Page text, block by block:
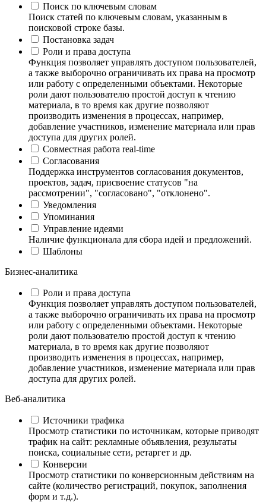
Поиск по ключевым словам
Поиск статей по ключевым словам, указанным в
поисковой строке базы.
Постановка задач
Роли и права доступа
Функция позволяет управлять доступом пользователей,
а также выборочно ограничивать их права на просмотр
или работу с определенными объектами. Некоторые
роли дают пользователю простой доступ к чтению
материала, в то время как другие позволяют
производить изменения в процессах, например,
добавление участников, изменение материала или прав
доступа для других ролей.
Совместная работа real-time
Согласования
Поддержка инструментов согласования документов,
проектов, задач, присвоение статусов "на
рассмотрении", "согласовано", "отклонено".
Уведомления
Упоминания
Управление идеями
Наличие функционала для сбора идей и предложений.
Шаблоны
Бизнес-аналитика
Роли и права доступа
Функция позволяет управлять доступом пользователей,
а также выборочно ограничивать их права на просмотр
или работу с определенными объектами. Некоторые
роли дают пользователю простой доступ к чтению
материала, в то время как другие позволяют
производить изменения в процессах, например,
добавление участников, изменение материала или прав
доступа для других ролей.
Веб-аналитика
Источники трафика
Просмотр статистики по источникам, которые приводят
трафик на сайт: рекламные объявления, результаты
поиска, социальные сети, ретаргет и др.
Конверсии
Просмотр статистики по конверсионным действиям на
сайте (количество регистраций, покупок, заполнения
форм и т.д.).